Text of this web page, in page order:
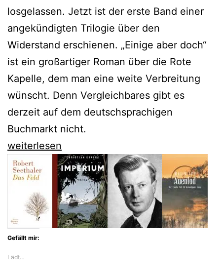
losgelassen. Jetzt ist der erste Band einer
angekündigten Trilogie über den
Widerstand erschienen. „Einige aber doch“
ist ein großartiger Roman über die Rote
Kapelle, dem man eine weite Verbreitung
wünscht. Denn Vergleichbares gibt es
derzeit auf dem deutschsprachigen
Buchmarkt nicht.
Sabine
Friedrich
bringt
Rote
sehr
weiterlesen
Gefällt mir:
Lädt…